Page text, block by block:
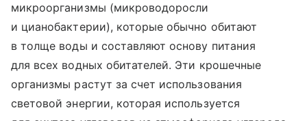
микроорганизмы (микроводоросли
и цианобактерии), которые обычно обитают
в толще воды и составляют основу питания
для всех водных обитателей. Эти крошечные
организмы растут за счет использования
световой энергии, которая используется